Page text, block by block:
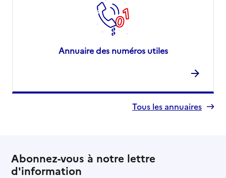
Annuaire des numéros utiles
Tous les annuaires
Abonnez-vous à notre lettre
d'information